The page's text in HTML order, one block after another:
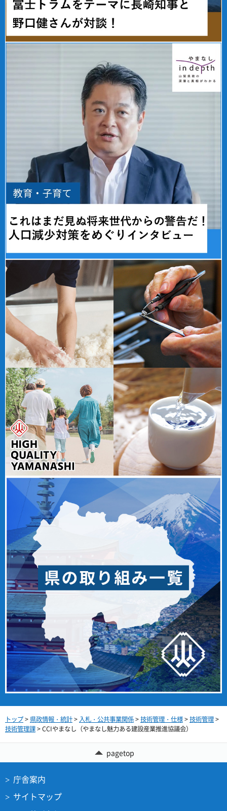
トップ> 県政情報・統計> 入札・公共事業関係>技術管理・仕様>技術管理>
技術管理課> CCIやまなし（やまなし魅力ある建設産業推進協議会）
pagetop
庁舎案内
サイトマップ